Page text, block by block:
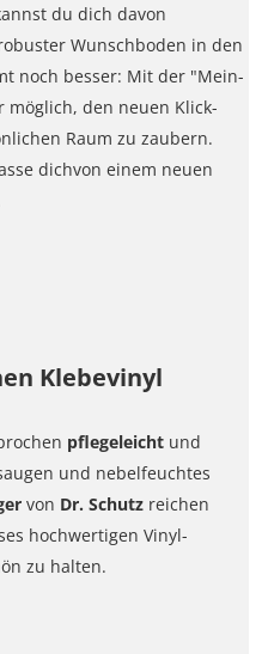
du dich davon
Wunschboden in den
noch besser: Mit der "Mein-
möglich, den neuen Klick-
Raum zu zaubern.
dichvon einem neuen
Klebevinyl
pflegeleicht und
und nebelfeuchtes
von Dr. Schutz reichen
hochwertigen Vinyl-
zu halten.